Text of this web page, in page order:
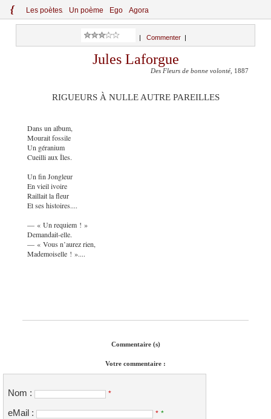
{ Les poètes Un poème Ego Agora
Commenter
Jules Laforgue
Des Fleurs de bonne volonté , 1887
RIGUEURS À NULLE AUTRE PAREILLES
Dans un album,
Mourait fossile
Un géranium
Cueilli aux Îles.
Un fin Jongleur
En vieil ivoire
Raillait la fleur
Et ses histoires....
— « Un requiem ! »
Demandait-elle.
— « Vous n’aurez rien,
Mademoiselle ! »....
Commentaire (s)
Votre commentaire :
Nom : *
eMail : * *